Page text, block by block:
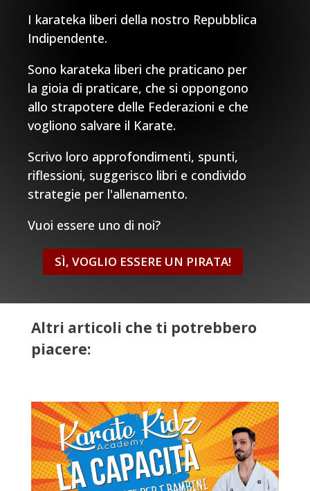
I karateka liberi della nostro Repubblica
Indipendente.
Sono karateka liberi che praticano per
la gioia di praticare, che si oppongono
allo strapotere delle Federazioni e che
vogliono salvare il Karate.
Scrivo loro approfondimenti, spunti,
riflessioni, suggerisco libri e condivido
strategie per l'allenamento.
Vuoi essere uno di noi?
SÌ, VOGLIO ESSERE UN PIRATA!
Altri articoli che ti potrebbero
piacere: